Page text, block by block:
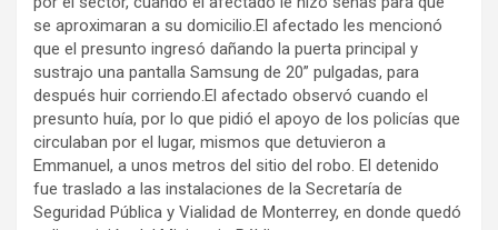
se aproximaran a su domicilio.El afectado les mencionó
que el presunto ingresó dañando la puerta principal y
sustrajo una pantalla Samsung de 20” pulgadas, para
después huir corriendo.El afectado observó cuando el
presunto huía, por lo que pidió el apoyo de los policías que
circulaban por el lugar, mismos que detuvieron a
Emmanuel, a unos metros del sitio del robo. El detenido
fue traslado a las instalaciones de la Secretaría de
Seguridad Pública y Vialidad de Monterrey, en donde quedó